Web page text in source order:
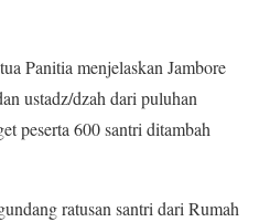
Panitia menjelaskan Jambore
ustadz/dzah dari puluhan
peserta 600 santri ditambah
ratusan santri dari Rumah